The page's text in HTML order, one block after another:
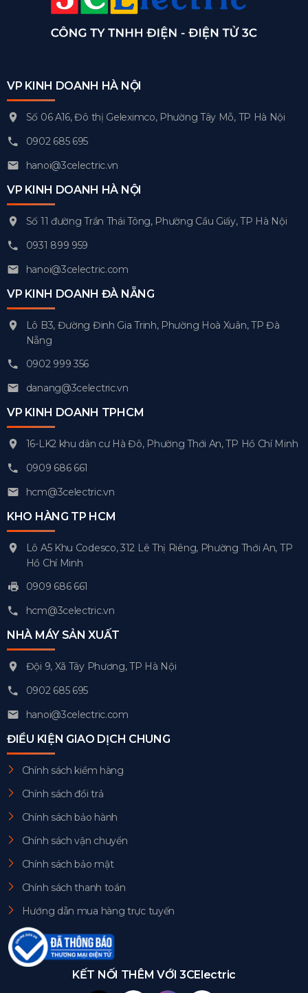
VP KINH DOANH HÀ NỘI
Số 06 A16, Đô thị Geleximco, Phường Tây Mỗ, TP Hà Nội
0902 685 695
hanoi@3celectric.vn
VP KINH DOANH HÀ NỘI
Số 11 đường Trần Thái Tông, Phường Cầu Giấy, TP Hà Nội
0931 899 959
hanoi@3celectric.com
VP KINH DOANH ĐÀ NẴNG
Lô B3, Đường Đinh Gia Trinh, Phường Hoà Xuân, TP Đà
Nẵng
0902 999 356
danang@3celectric.vn
VP KINH DOANH TPHCM
16-LK2 khu dân cư Hà Đô, Phường Thới An, TP Hồ Chí Minh
0909 686 661
hcm@3celectric.vn
KHO HÀNG TP HCM
Lô A5 Khu Codesco, 312 Lê Thị Riêng, Phường Thới An, TP
Hồ Chí Minh
0909 686 661
hcm@3celectric.vn
NHÀ MÁY SẢN XUẤT
Đội 9, Xã Tây Phương, TP Hà Nội
0902 685 695
hanoi@3celectric.com
ĐIỀU KIỆN GIAO DỊCH CHUNG
Chính sách kiểm hàng
Chính sách đổi trả
Chính sách bảo hành
Chính sách vận chuyển
Chính sách bảo mật
Chính sách thanh toán
Hướng dẫn mua hàng trực tuyến
KẾT NỐI THÊM VỚI 3CElectric